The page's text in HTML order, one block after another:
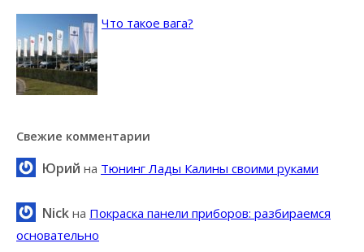
Что такое вага?
Свежие комментарии
Юрий на Тюнинг Лады Калины своими руками
Nick на Покраска панели приборов: разбираемся
основательно